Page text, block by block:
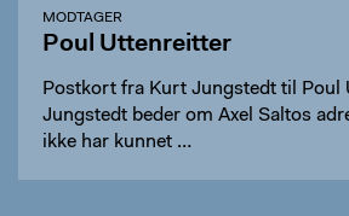
MODTAGER
Poul Uttenreitter
Postkort fra Kurt Jungstedt til Poul
Jungstedt beder om Axel Saltos
ikke har kunnet …